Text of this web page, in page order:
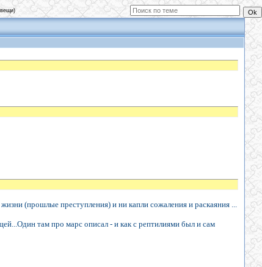
(прошлые преступления) и ни капли сожаления и раскаяния ...
там про марс описал - и как с рептилиями был и сам